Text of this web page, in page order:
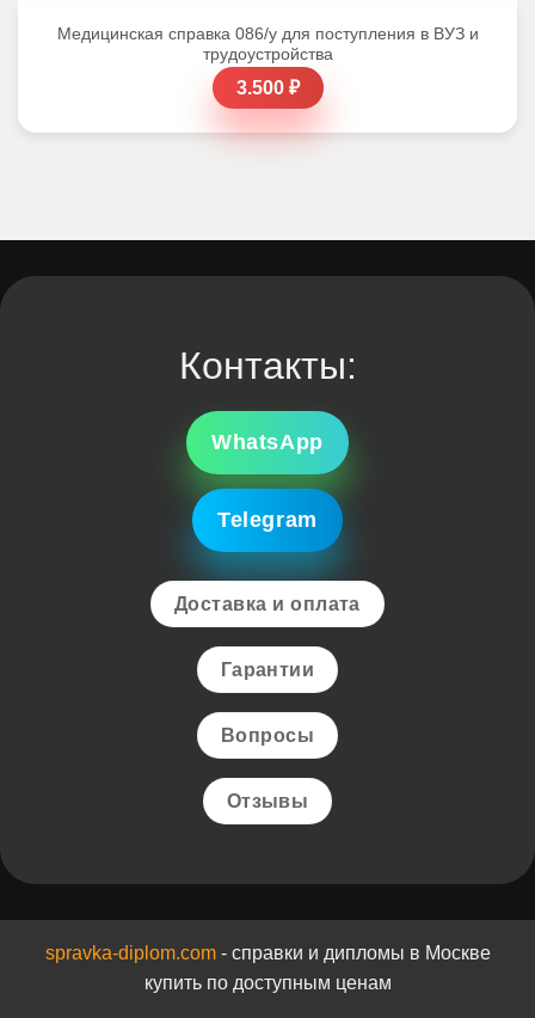
Медицинская справка 086/у для поступления в ВУЗ и
трудоустройства
3.500 ₽
Контакты:
WhatsApp
Telegram
Доставка и оплата
Гарантии
Вопросы
Отзывы
spravka-diplom.com- справки и дипломы в Москве
купить по доступным ценам